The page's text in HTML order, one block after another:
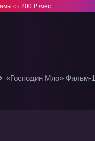
от 200 ₽ /мес
«Господин Мяо» Фильм-1